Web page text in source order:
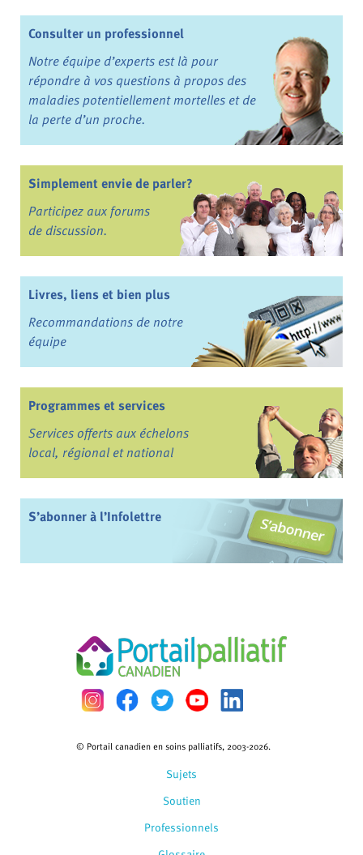
Consulter un professionnel
Notre équipe d’experts est là pour
répondre à vos questions à propos des
maladies potentiellement mortelles et de
la perte d’un proche.
Simplement envie de parler?
Participez aux forums
de discussion.
Livres, liens et bien plus
Recommandations de notre
équipe
Programmes et services
Services offerts aux échelons
local, régional et national
S’abonner à l’Infolettre
Sujets
Soutien
Professionnels
© Portail canadien en soins palliatifs, 2003-2026.